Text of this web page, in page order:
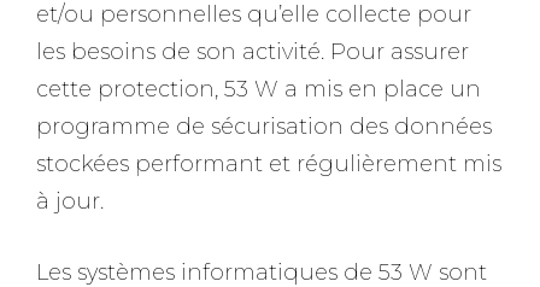
et/ou personnelles qu’elle collecte pour
les besoins de son activité. Pour assurer
cette protection, 53 W a mis en place un
programme de sécurisation des données
stockées performant et régulièrement mis
à jour.
Les systèmes informatiques de 53 W sont